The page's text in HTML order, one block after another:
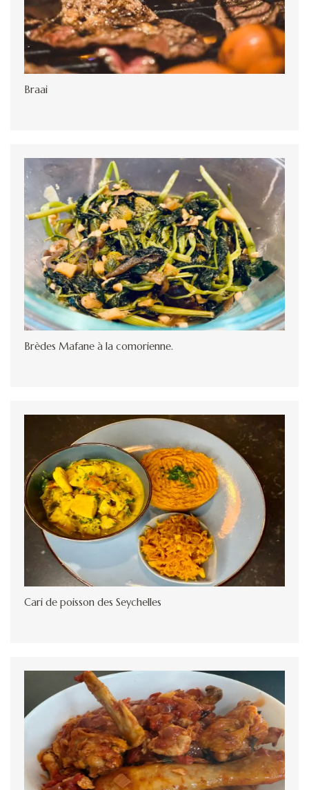
Braai
Brèdes Mafane à la comorienne.
Cari de poisson des Seychelles